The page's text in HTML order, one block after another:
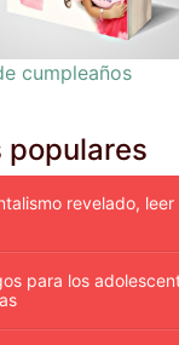
cumpleaños
populares
revelado, leer
para los